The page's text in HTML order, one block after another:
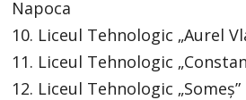
Napoca
10. Liceul Tehnologic „Aurel
11. Liceul Tehnologic
12. Liceul Tehnologic „Someș”